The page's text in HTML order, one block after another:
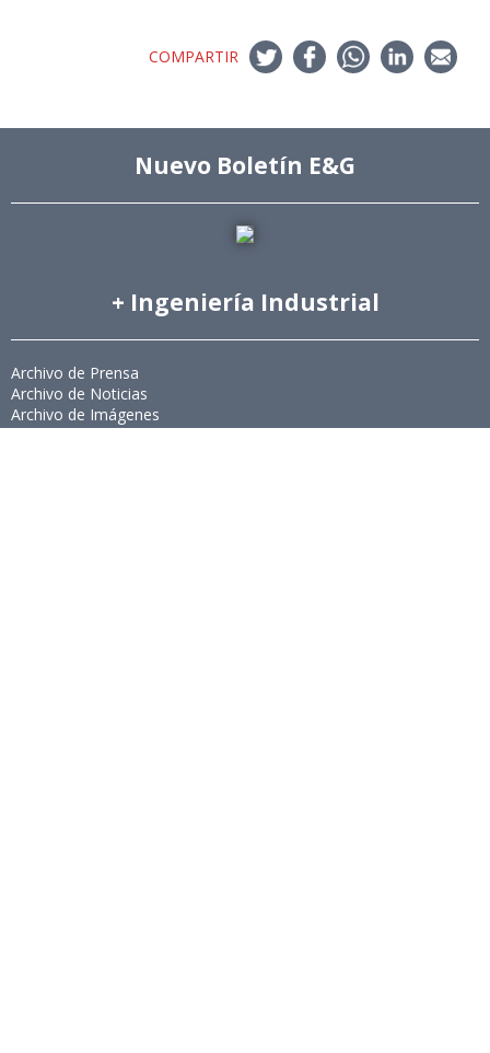
COMPARTIR
Nuevo Boletín E&G
+ Ingeniería Industrial
Archivo de Prensa
Archivo de Noticias
Archivo de Imágenes
Archivo videos